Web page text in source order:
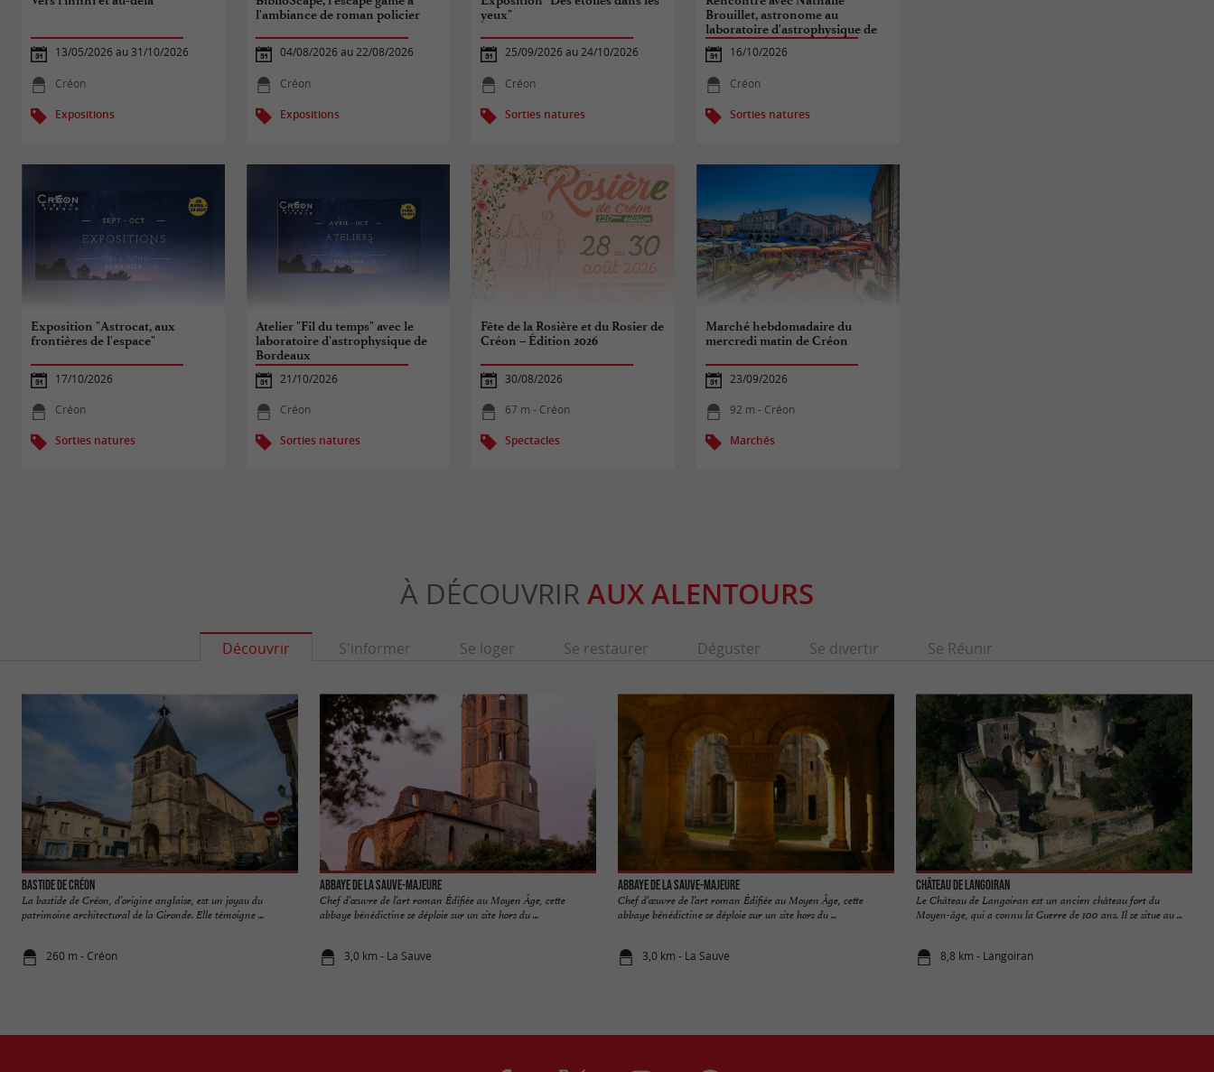
13/05/2026 au 31/10/2026
Créon
Expositions
l'ambiance de roman policier
04/08/2026 au 22/08/2026
Créon
Expositions
yeux"
25/09/2026 au 24/10/2026
Créon
Sorties natures
Brouillet, astronome au
laboratoire d'astrophysique de
Bordeaux
16/10/2026
Créon
Sorties natures
Exposition "Astrocat, aux
frontières de l'espace"
17/10/2026
Créon
Sorties natures
Atelier "Fil du temps" avec le
laboratoire d'astrophysique de
Bordeaux
21/10/2026
Créon
Sorties natures
Fête de la Rosière et du Rosier de
Créon – Édition 2026
30/08/2026
67 m - Créon
Spectacles
Marché hebdomadaire du
mercredi matin de Créon
23/09/2026
92 m - Créon
Marchés
À DÉCOUVRIR AUX ALENTOURS
Découvrir S'informer Se loger Se restaurer Déguster Se divertir Se Réunir
Bastide de Créon
La bastide de Créon, d’origine anglaise, est un joyau du
patrimoine architectural de la Gironde. Elle témoigne ...
260 m - Créon
Abbaye de La Sauve-Majeure
Chef d’œuvre de l’art roman Édifiée au Moyen Âge, cette
abbaye bénédictine se déploie sur un site hors du ...
3,0 km - La Sauve
Abbaye de La Sauve-Majeure
Chef d’œuvre de l’art roman Édifiée au Moyen Âge, cette
abbaye bénédictine se déploie sur un site hors du ...
3,0 km - La Sauve
Château de Langoiran
Le Château de Langoiran est un ancien château fort du
Moyen-âge, qui a connu la Guerre de 100 ans. Il se situe au ...
8,8 km - Langoiran